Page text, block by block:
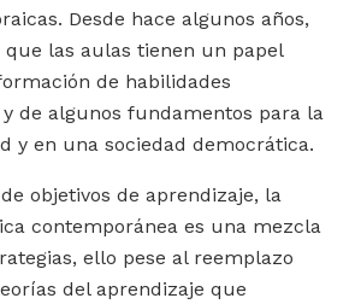
Desde hace algunos años,
las aulas tienen un papel
de habilidades
de algunos fundamentos para la
y en una sociedad democrática.
objetivos de aprendizaje, la
contemporánea es una mezcla
ello pese al reemplazo
del aprendizaje que